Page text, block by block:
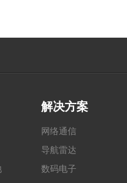
解决方案
网络通信
导航雷达
数码电子